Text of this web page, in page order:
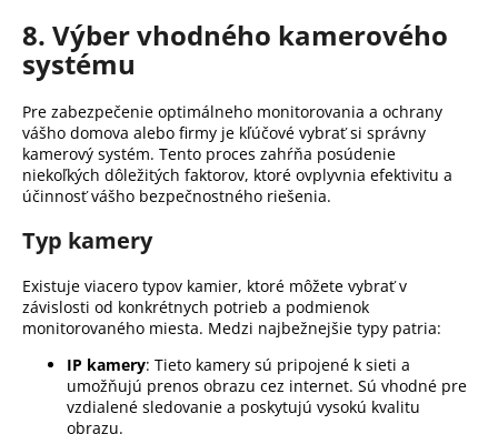
8. Výber vhodného kamerového
systému
Pre zabezpečenie optimálneho monitorovania a ochrany
vášho domova alebo firmy je kľúčové vybrať si správny
kamerový systém. Tento proces zahŕňa posúdenie
niekoľkých dôležitých faktorov, ktoré ovplyvnia efektivitu a
účinnosť vášho bezpečnostného riešenia.
Typ kamery
Existuje viacero typov kamier, ktoré môžete vybrať v
závislosti od konkrétnych potrieb a podmienok
monitorovaného miesta. Medzi najbežnejšie typy patria:
IP kamery: Tieto kamery sú pripojené k sieti a
umožňujú prenos obrazu cez internet. Sú vhodné pre
vzdialené sledovanie a poskytujú vysokú kvalitu
obrazu.